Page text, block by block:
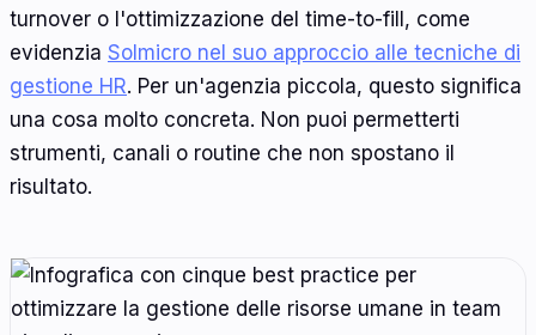
turnover o l'ottimizzazione del time-to-fill, come
evidenzia Solmicro nel suo approccio alle tecniche di
gestione HR. Per un'agenzia piccola, questo significa
una cosa molto concreta. Non puoi permetterti
strumenti, canali o routine che non spostano il
risultato.